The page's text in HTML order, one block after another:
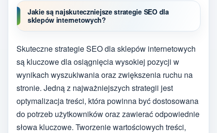
Jakie są najskuteczniejsze strategie SEO dla
sklepów internetowych?
Skuteczne strategie SEO dla sklepów internetowych
są kluczowe dla osiągnięcia wysokiej pozycji w
wynikach wyszukiwania oraz zwiększenia ruchu na
stronie. Jedną z najważniejszych strategii jest
optymalizacja treści, która powinna być dostosowana
do potrzeb użytkowników oraz zawierać odpowiednie
słowa kluczowe. Tworzenie wartościowych treści,